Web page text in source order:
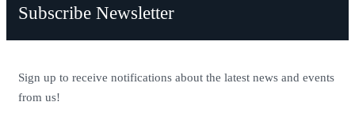
Subscribe Newsletter
Sign up to receive notifications about the latest news and events
from us!